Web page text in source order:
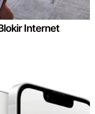
Internet